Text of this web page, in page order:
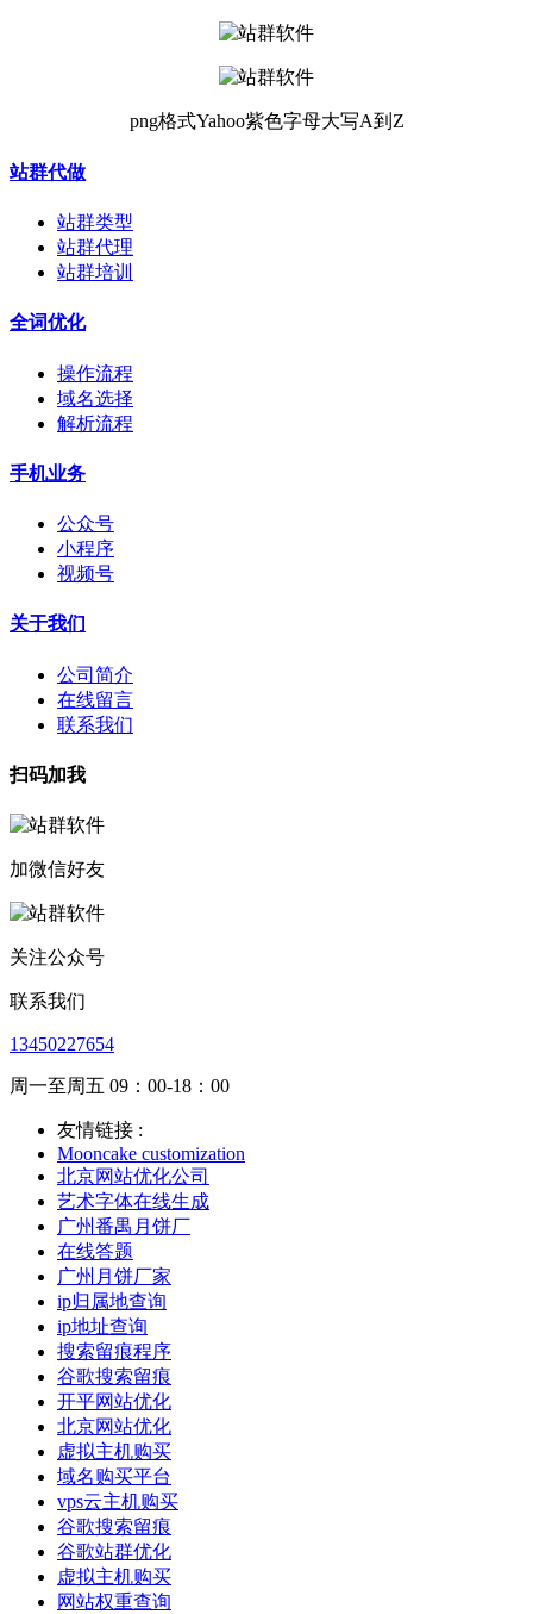
png格式Yahoo紫色字母大写A到Z
站群代做
站群类型
站群代理
站群培训
全词优化
操作流程
域名选择
解析流程
手机业务
公众号
小程序
视频号
关于我们
公司简介
在线留言
联系我们
扫码加我
加微信好友
关注公众号
联系我们
13450227654
周一至周五 09：00-18：00
友情链接 :
Mooncake customization
北京网站优化公司
艺术字体在线生成
广州番禺月饼厂
在线答题
广州月饼厂家
ip归属地查询
ip地址查询
搜索留痕程序
谷歌搜索留痕
开平网站优化
北京网站优化
虚拟主机购买
域名购买平台
vps云主机购买
谷歌搜索留痕
谷歌站群优化
虚拟主机购买
网站权重查询